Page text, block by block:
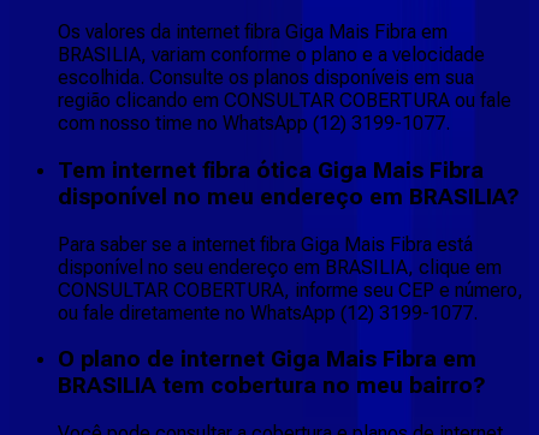
Os valores da internet fibra Giga Mais Fibra em
BRASILIA, variam conforme o plano e a velocidade
escolhida. Consulte os planos disponíveis em sua
região clicando em CONSULTAR COBERTURA ou fale
com nosso time no WhatsApp (12) 3199-1077.
Tem internet fibra ótica Giga Mais Fibra
disponível no meu endereço em BRASILIA?
Para saber se a internet fibra Giga Mais Fibra está
disponível no seu endereço em BRASILIA, clique em
CONSULTAR COBERTURA, informe seu CEP e número,
ou fale diretamente no WhatsApp (12) 3199-1077.
O plano de internet Giga Mais Fibra em
BRASILIA tem cobertura no meu bairro?